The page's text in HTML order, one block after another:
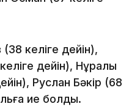
келіге дейін),
дейін), Нұралы
Руслан Бәкір (68
ие болды.